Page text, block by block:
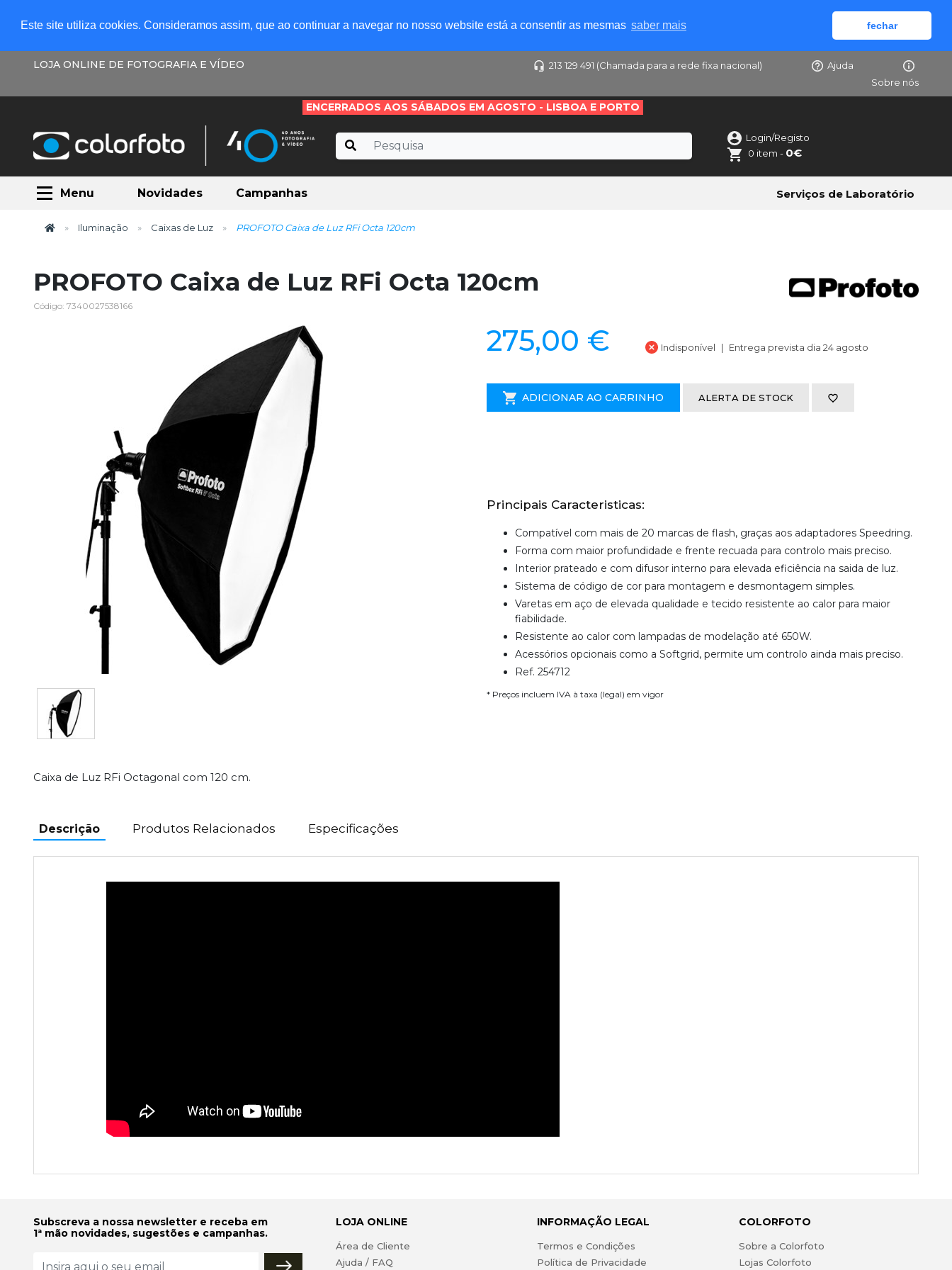
Este site utiliza cookies. Consideramos assim, que ao continuar a navegar no nosso website está a consentir as mesmas saber mais fechar
LOJA ONLINE DE FOTOGRAFIA E VÍDEO 213 129 491 (Chamada para a rede fixa nacional)
Ajuda
Sobre nós
ENCERRADOS AOS SÁBADOS EM AGOSTO - LISBOA E PORTO
Login/Registo
0 item - 0€
Menu Novidades Campanhas Serviços de Laboratório
Iluminação Caixas de Luz PROFOTO Caixa de Luz RFi Octa 120cm
PROFOTO Caixa de Luz RFi Octa 120cm
Código: 7340027538166
Caixa de Luz RFi Octagonal com 120 cm.
275,00 € Indisponível Entrega prevista dia 24 agosto
ADICIONAR AO CARRINHO ALERTA DE STOCK
Principais Caracteristicas:
Compatível com mais de 20 marcas de flash, graças aos adaptadores Speedring.
Forma com maior profundidade e frente recuada para controlo mais preciso.
Interior prateado e com difusor interno para elevada eficiência na saida de luz.
Sistema de código de cor para montagem e desmontagem simples.
Varetas em aço de elevada qualidade e tecido resistente ao calor para maior
fiabilidade.
Resistente ao calor com lampadas de modelação até 650W.
Acessórios opcionais como a Softgrid, permite um controlo ainda mais preciso.
Ref. 254712
* Preços incluem IVA à taxa (legal) em vigor
Descrição Produtos Relacionados Especificações
Subscreva a nossa newsletter e receba em
1ª mão novidades, sugestões e campanhas.
LOJA ONLINE
Área de Cliente
Ajuda / FAQ
INFORMAÇÃO LEGAL
Termos e Condições
Política de Privacidade
COLORFOTO
Sobre a Colorfoto
Lojas Colorfoto